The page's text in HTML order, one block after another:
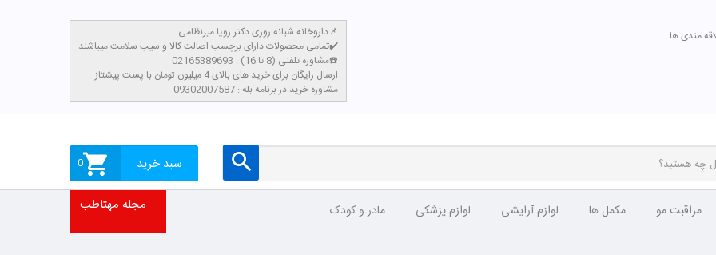
مندی ها
داروخانه شبانه روزی دکتر رویا میرنظامی📌
تمامی محصولات دارای برچسب اصالت کالا و سیب سلامت میباشند✔️
مشاوره تلفنی (8 تا 16) : 02165389693☎️
​ارسال رایگان برای خرید های بالای 4 میلیون تومان با پست پیشتاز
مشاوره خرید در برنامه بله : 09302007587
سبد خرید 0
مراقبت مو مکمل ها لوازم آرایشی لوازم پزشکی مادر و کودک مجله مهتاطب